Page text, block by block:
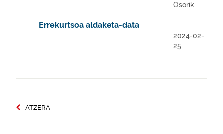
Osorik
Errekurtsoa aldaketa-data
2024-02-
25
ATZERA